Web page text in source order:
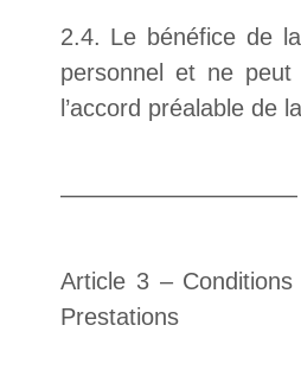
2.4. Le bénéfice de
personnel et ne
l’accord préalable de
——————————
Article 3 – Conditions
Prestations